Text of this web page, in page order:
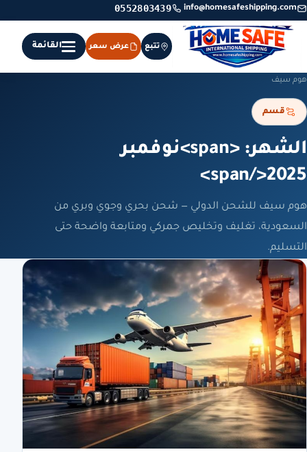
info@homesafeshipping.com
0552803439
تتبع عرض سعر القائمة
هوم سيف
قسم
الشهر: <span>نوفمبر
2025</span>
هوم سيف للشحن الدولي — شحن بحري وجوي وبري من
السعودية، تغليف وتخليص جمركي ومتابعة واضحة حتى
التسليم.